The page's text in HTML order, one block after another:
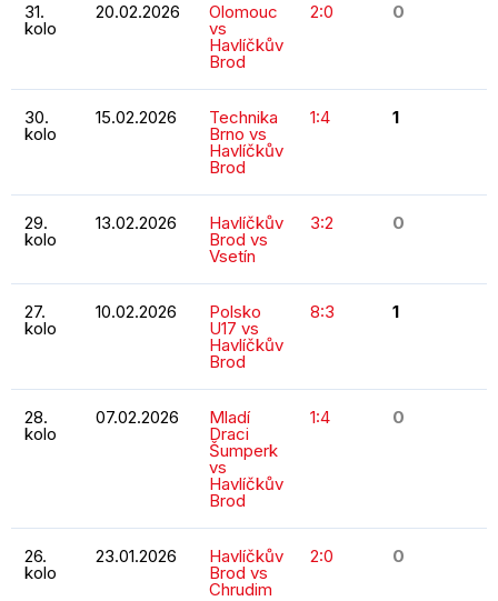
31.
kolo
20.02.2026 Olomouc
vs
Havlíčkův
Brod
2:0 0
30.
kolo
15.02.2026 Technika
Brno vs
Havlíčkův
Brod
1:4 1
29.
kolo
13.02.2026 Havlíčkův
Brod vs
Vsetín
3:2 0
27.
kolo
10.02.2026 Polsko
U17 vs
Havlíčkův
Brod
8:3 1
28.
kolo
07.02.2026 Mladí
Draci
Šumperk
vs
Havlíčkův
Brod
1:4 0
26.
kolo
23.01.2026 Havlíčkův
Brod vs
Chrudim
2:0 0